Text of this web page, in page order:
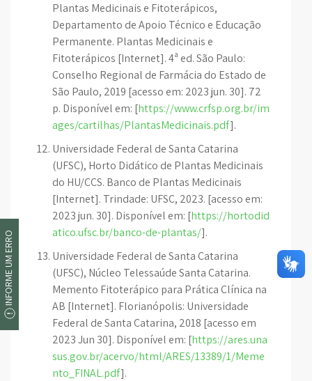
Plantas Medicinais e Fitoterápicos,
Departamento de Apoio Técnico e Educação
Permanente. Plantas Medicinais e
Fitoterápicos [Internet]. 4ª ed. São Paulo:
Conselho Regional de Farmácia do Estado de
São Paulo, 2019 [acesso em: 2023 jun. 30]. 72
p. Disponível em: [https://www.crfsp.org.br/im
ages/cartilhas/PlantasMedicinais.pdf].
Universidade Federal de Santa Catarina
(UFSC), Horto Didático de Plantas Medicinais
do HU/CCS. Banco de Plantas Medicinais
[Internet]. Trindade: UFSC, 2023. [acesso em:
2023 jun. 30]. Disponível em: [https://hortodid
atico.ufsc.br/banco-de-plantas/].
Universidade Federal de Santa Catarina
(UFSC), Núcleo Telessaúde Santa Catarina.
Memento Fitoterápico para Prática Clínica na
AB [Internet]. Florianópolis: Universidade
Federal de Santa Catarina, 2018 [acesso em
2023 Jun 30]. Disponível em: [https://ares.una
sus.gov.br/acervo/html/ARES/13389/1/Meme
nto_FINAL.pdf].
INFORME UM ERRO